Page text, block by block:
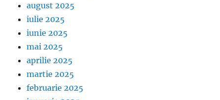
august 2025
iulie 2025
iunie 2025
mai 2025
aprilie 2025
martie 2025
februarie 2025